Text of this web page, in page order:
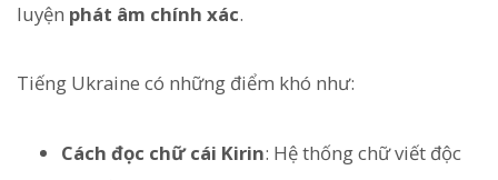
luyện phát âm chính xác.
Tiếng Ukraine có những điểm khó như:
Cách đọc chữ cái Kirin: Hệ thống chữ viết độc